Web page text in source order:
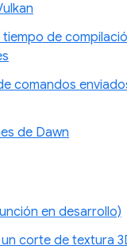
tiempo de
comandos
de Dawn
en desarrollo)
un corte de textura